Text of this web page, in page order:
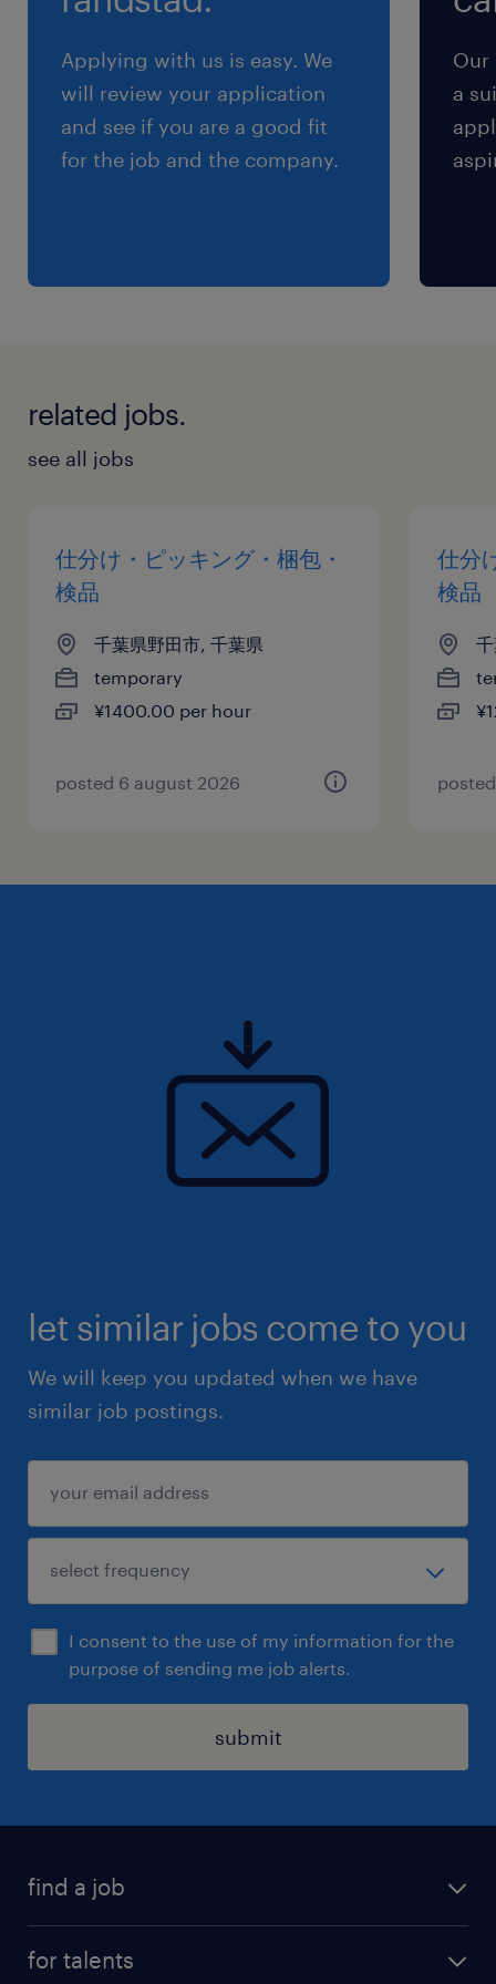
仕事もご案内できます。
Applying with us is easy. We
will review your application
and see if you are a good fit
for the job and the company.
Our
a
related jobs.
see all jobs
仕分け・ピッキング・梱包・
検品
千葉県野田市, 千葉県
temporary
¥1400.00 per hour
posted 6 august 2026
仕分
検品
let similar jobs come to you
We will keep you updated when we have
similar job postings.
I consent to the use of my information for the
purpose of sending me job alerts.
submit
find a job
for talents